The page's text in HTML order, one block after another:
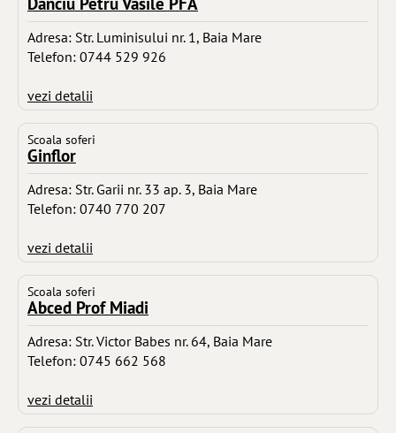
Adresa: Str. Luminisului nr. 1, Baia Mare
Telefon: 0744 529 926
vezi detalii
Scoala soferi
Ginflor
Adresa: Str. Garii nr. 33 ap. 3, Baia Mare
Telefon: 0740 770 207
vezi detalii
Scoala soferi
Abced Prof Miadi
Adresa: Str. Victor Babes nr. 64, Baia Mare
Telefon: 0745 662 568
vezi detalii